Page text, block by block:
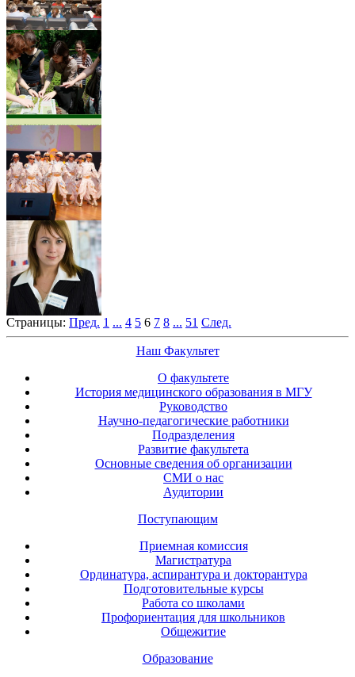
Страницы: Пред. 1 ... 4 5 6 7 8 ... 51 След.
Наш Факультет
О факультете
История медицинского образования в МГУ
Руководство
Научно-педагогические работники
Подразделения
Развитие факультета
Основные сведения об организации
СМИ о нас
Аудитории
Поступающим
Приемная комиссия
Магистратура
Ординатура, аспирантура и докторантура
Подготовительные курсы
Работа со школами
Профориентация для школьников
Общежитие
Образование